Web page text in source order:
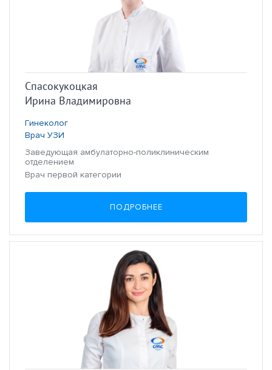
Спасокукоцкая
Ирина Владимировна
Гинеколог
Врач УЗИ
Заведующая амбулаторно-поликлиническим
отделением
Врач первой категории
ПОДРОБНЕЕ